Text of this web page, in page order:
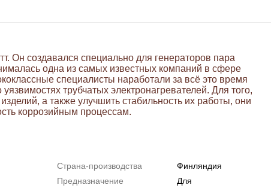
Он создавался специально для генераторов пара
одна из самых известных компаний в сфере
специалисты наработали за всё это время
трубчатых электронагревателей. Для того,
а также улучшить стабильность их работы, они
коррозийным процессам.
Страна-производства
Финляндия
Предназначение
Для